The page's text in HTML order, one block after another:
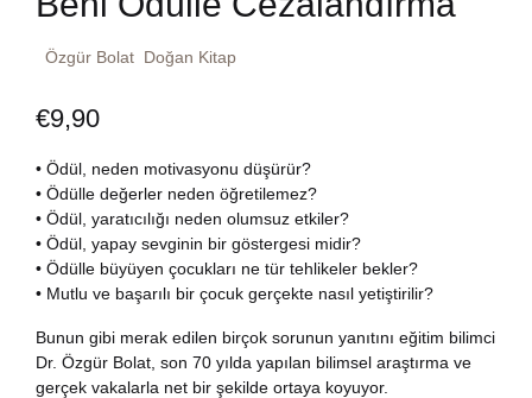
Ingilizce
Kişisel Gelişim
Bize Ulaşın
TR
DE
Özgür Bolat Doğan Kitap
€9,90
• Ödül, neden motivasyonu düşürür?
• Ödülle değerler neden öğretilemez?
• Ödül, yaratıcılığı neden olumsuz etkiler?
• Ödül, yapay sevginin bir göstergesi midir?
• Ödülle büyüyen çocukları ne tür tehlikeler bekler?
• Mutlu ve başarılı bir çocuk gerçekte nasıl yetiştirilir?
Bunun gibi merak edilen birçok sorunun yanıtını eğitim bilimci
Dr. Özgür Bolat, son 70 yılda yapılan bilimsel araştırma ve
gerçek vakalarla net bir şekilde ortaya koyuyor.